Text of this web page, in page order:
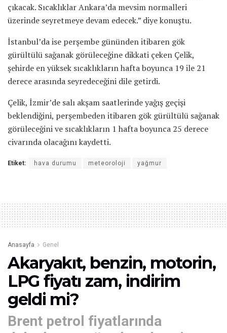
çıkacak. Sıcaklıklar Ankara’da mevsim normalleri
üzerinde seyretmeye devam edecek.” diye konuştu.
İstanbul’da ise perşembe gününden itibaren gök
gürültülü sağanak görüleceğine dikkati çeken Çelik,
şehirde en yüksek sıcaklıkların hafta boyunca 19 ile 21
derece arasında seyredeceğini dile getirdi.
Çelik, İzmir’de salı akşam saatlerinde yağış geçişi
beklendiğini, perşembeden itibaren gök gürültülü sağanak
görüleceğini ve sıcaklıkların 1 hafta boyunca 25 derece
civarında olacağını kaydetti.
Etiket: hava durumu meteoroloji yağmur
Anasayfa Genel
Akaryakıt, benzin, motorin,
LPG fiyatı zam, indirim
geldi mi?
Brent petrol fiyatlarında